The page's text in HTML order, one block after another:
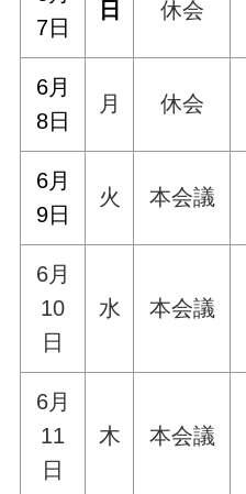
7日
日 休会
6月
8日
月 休会
6月
9日
火 本会議
6月
10
日
水 本会議
6月
11
日
木 本会議